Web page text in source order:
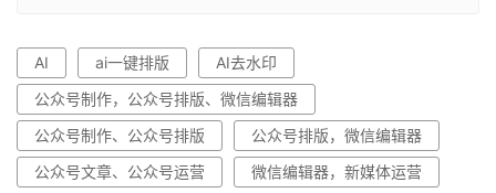
AI ai一键排版
AI去水印
公众号制作，公众号排版、微信编辑器
公众号制作、公众号排版
公众号排版，微信编辑器
公众号文章、公众号运营
微信编辑器，新媒体运营